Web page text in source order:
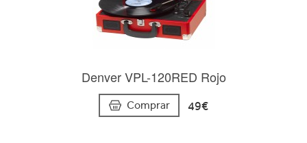
Denver VPL-120RED Rojo
Comprar 49€